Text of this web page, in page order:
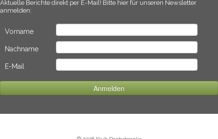
Aktuelle Berichte direkt per E-Mail! Bitte hier für unseren Newsletter
anmelden:
Vorname
Nachname
E-Mail